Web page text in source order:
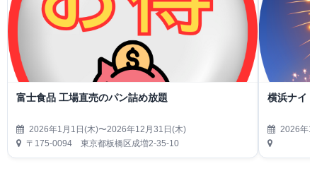
富士食品 工場直売のパン詰め放題
2026年1月1日(木)〜2026年12月31日(木)
〒175-0094 東京都板橋区成増2-35-10
横浜ナイ
2026年1